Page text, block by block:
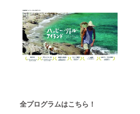
全プログラムはこちら！